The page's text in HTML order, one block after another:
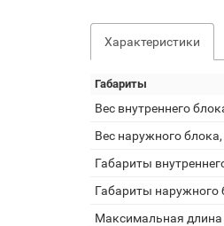
Характеристики
Габариты
Вес внутреннего
Вес наружного блока,
Габариты
Габариты наружного
Максимальная